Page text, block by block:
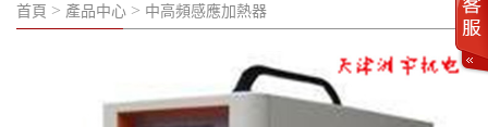
首頁 > 產品中心 > 中高頻感應加熱器